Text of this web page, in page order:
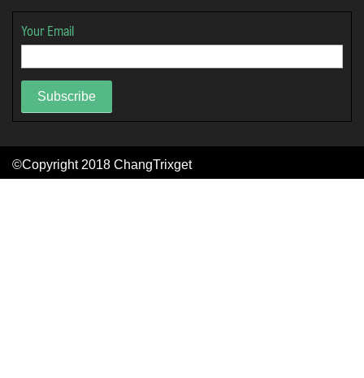
Your Email
Subscribe
©Copyright 2018 ChangTrixget